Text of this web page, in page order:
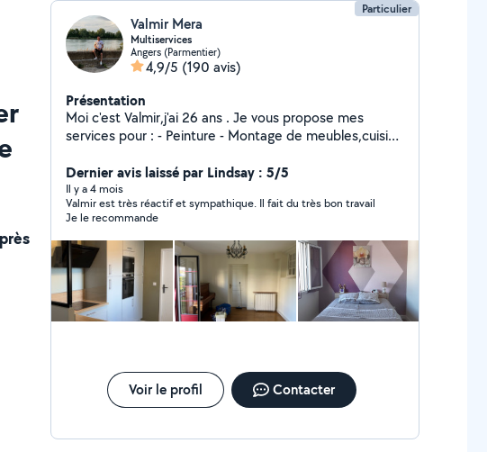
Particulier
Valmir Mera
Multiservices
Angers (Parmentier)
4,9/5 (190 avis)
Présentation
Moi c'est Valmir,j'ai 26 ans . Je vous propose mes
services pour : - Peinture - Montage de meubles,cuisine
Débarras,vide maison,garage,grenieres.. - Livraison de
colis et tout type de meubles - Évacuation et mise en
déchèterie Je suis équipe de sangles , couverture
diable pour le chargés lourds N'hésitez pas à me
contacter ,je me ferais plaisir de répondre à vos
questions. À bientôt Valmir !
Dernier avis laissé par Lindsay : 5/5
Il y a 4 mois
Valmir est très réactif et sympathique. Il fait du très bon travail
Je le recommande
Voir le profil Contacter